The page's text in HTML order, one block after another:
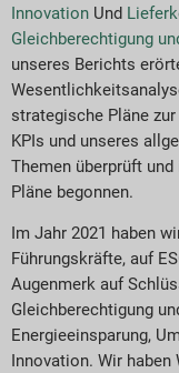
Innovation Und
Gleichberechtigung
unseres Berichts
strategische Pläne
KPIs und unseres
Themen überprüft
Pläne begonnen.
Im Jahr 2021 haben
Führungskräfte, auf
Augenmerk auf
Gleichberechtigung
Energieeinsparung,
Innovation. Wir